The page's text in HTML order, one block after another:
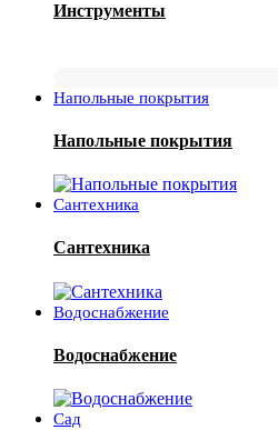
Инструменты
Напольные покрытия
Напольные покрытия
Сантехника
Сантехника
Водоснабжение
Водоснабжение
Сад